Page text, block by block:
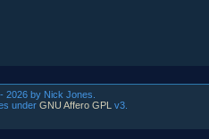
2026 by Nick Jones.
under GNU Affero GPL
v3.